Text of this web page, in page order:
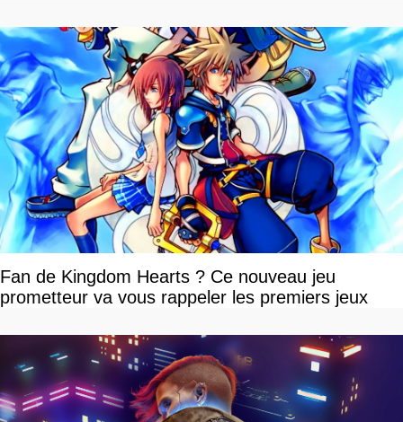
Fan de Kingdom Hearts ? Ce nouveau jeu
prometteur va vous rappeler les premiers jeux